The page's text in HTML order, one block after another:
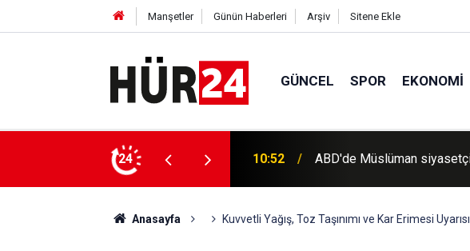
Manşetler Günün Haberleri Arşiv Sitene Ekle
GÜNCEL SPOR EKONOMI
24
10:50
alındı
Anasayfa Kuvvetli Yağış, Toz Taşınımı ve Kar Erimesi Uyarısı